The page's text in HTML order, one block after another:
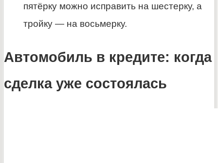
пятёрку можно исправить на шестерку, а
тройку — на восьмерку.
Автомобиль в кредите: когда
сделка уже состоялась